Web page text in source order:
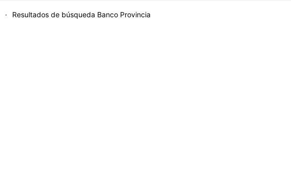
Resultados de búsqueda
· Banco Provincia